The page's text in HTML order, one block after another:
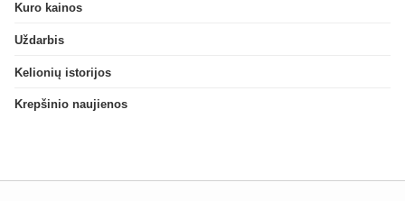
Kuro kainos
Uždarbis
Kelionių istorijos
Krepšinio naujienos